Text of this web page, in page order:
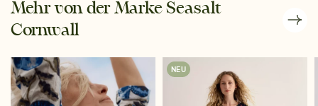
Mehr von der Marke Seasalt
Cornwall
NEU